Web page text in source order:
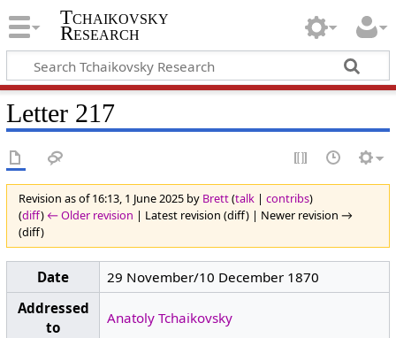
Tchaikovsky
Research
Letter 217
Revision as of 16:13, 1 June 2025 by Brett(talk| contribs)
(diff) ← Older revision | Latest revision (diff) | Newer revision →
(diff)
Date
29 November/10 December 1870
Addressed
to
Anatoly Tchaikovsky